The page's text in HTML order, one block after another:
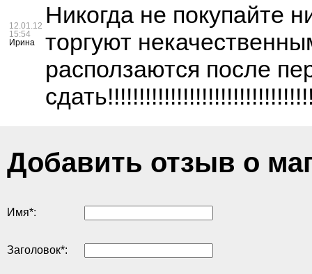
12.01.12
15:54
Ирина
Никогда не покупайте
торгуют
расползаются после
Добавить отзыв о
Имя*:
Заголовок*: